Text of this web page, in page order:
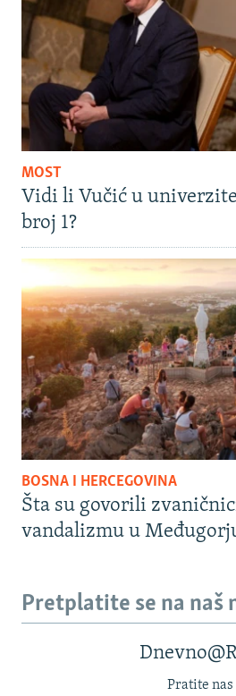
MOST
Vidi li Vučić u
broj 1?
BOSNA I HERCEGOVINA
Šta su govorili
vandalizmu u
Pretplatite se na naš
Pratite nas